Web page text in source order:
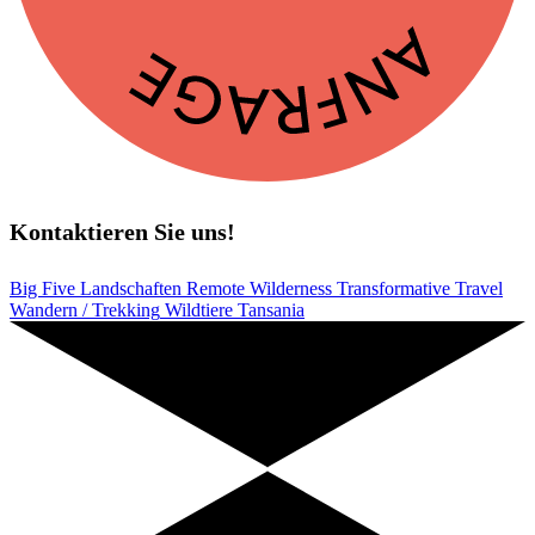
Kontaktieren Sie uns!
Big Five Landschaften Remote Wilderness Transformative Travel
Wandern / Trekking Wildtiere Tansania